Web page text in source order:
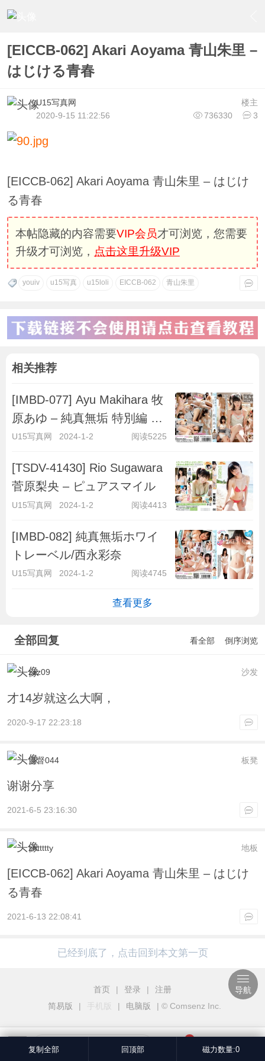
[EICCB-062] Akari Aoyama 青山朱里 –
はじける青春
楼主
U15写真网
736330
3
2020-9-15 11:22:56
[EICCB-062] Akari Aoyama 青山朱里 – はじけ
る青春
本帖隐藏的内容需要VIP会员才可浏览，您需要
升级才可浏览， 点击这里升级VIP
youiv u15写真 u15loli EICCB-062 青山朱里
相关推荐
[IMBD-077] Ayu Makihara 牧
原あゆ – 純真無垢 特別編 ～
キラキラ彼女～
U15写真网 2024-1-2 阅读5225
[TSDV-41430] Rio Sugawara
菅原梨央 – ピュアスマイル
U15写真网 2024-1-2 阅读4413
[IMBD-082] 純真無垢ホワイ
トレーベル/西永彩奈
U15写真网 2024-1-2 阅读4745
查看更多
全部回复 看全部 倒序浏览
沙发
zzz09
才14岁就这么大啊，
2020-9-17 22:23:18
板凳
监督044
谢谢分享
2021-6-5 23:16:30
地板
zhttttty
[EICCB-062] Akari Aoyama 青山朱里 – はじけ
る青春
2021-6-13 22:08:41
我也说一句
3
已经到底了，点击回到本文第一页
首页 | 登录 |
注册
简易版
| 手机版 | 电脑版 | © Comsenz Inc.
导航
复制全部 回顶部 磁力数量:0